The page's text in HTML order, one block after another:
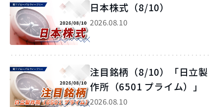
日本株式（8/10）
2026.08.10
注目銘柄（8/10）「日立製
作所（6501 プライム）」
2026.08.10